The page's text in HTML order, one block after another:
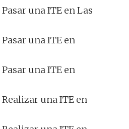
una ITE en Las
una ITE en
una ITE en
Realizar una ITE en